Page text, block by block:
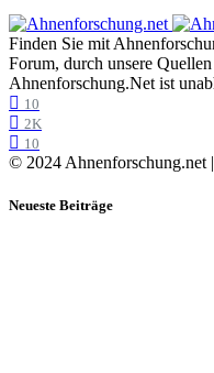
Finden Sie mit
Forum, durch unsere
Ahnenforschung.Net ist
10
2K
10
© 2024 Ahnenforschung.net |
Neueste Beiträge